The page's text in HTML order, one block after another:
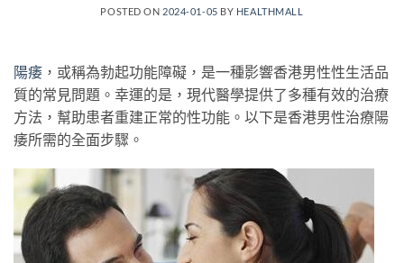
POSTED ON 2024-01-05 BY HEALTHMALL
陽痿 ，或稱為勃起功能障礙，是一種影響香港男性性生活品
質的常見問題。幸運的是，現代醫學提供了多種有效的治療
方法，幫助患者重建正常的性功能。以下是香港男性治療陽
痿所需的全面步驟。